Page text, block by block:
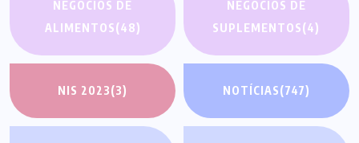
NEGÓCIOS DE
ALIMENTOS(48)
NEGÓCIOS DE
SUPLEMENTOS(4)
NIS 2023(3) NOTÍCIAS(747)